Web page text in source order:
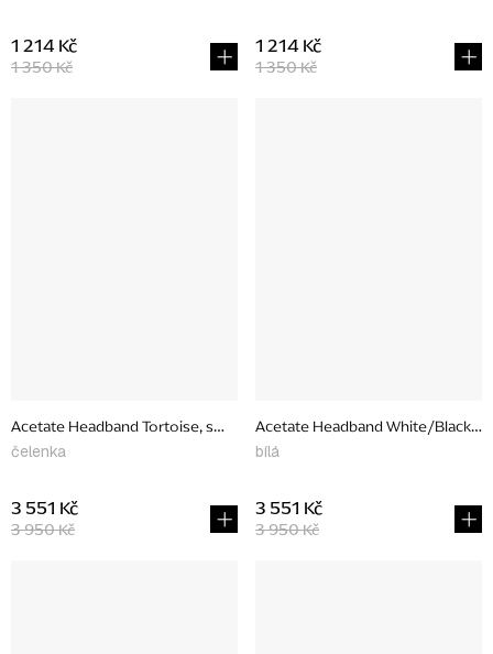
1 350 Kč
1 214 Kč
1 350 Kč
1 214 Kč
Acetate Headband Tortoise, small
čelenka
3 950 Kč
3 551 Kč
Acetate Headband White/Black,
bílá
3 950 Kč
3 551 Kč